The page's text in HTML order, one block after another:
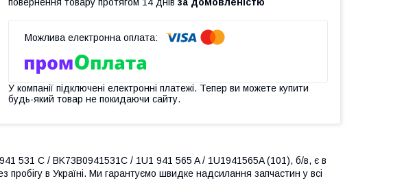
У компанії підключені електронні платежі. Тепер ви можете купити
будь-який товар не покидаючи сайту.
531 C / BK73B0941531C / 1U1 941 565 A / 1U1941565A (101), б/в, є в
пробігу в Україні. Ми гарантуємо швидке надсилання запчастин у всі